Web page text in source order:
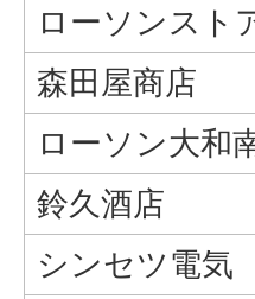
ローソンスト
森田屋商店
ローソン大和
鈴久酒店
シンセツ電気